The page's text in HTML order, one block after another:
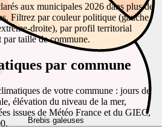
Brebis galeuses
aux municipales 2026 dans plus de
Filtrez par couleur politique (gauche,
droite), par profil territorial
taille de commune.
par commune
de votre commune : jours de
élévation du niveau de la mer,
issues de Météo France et du GIEC,